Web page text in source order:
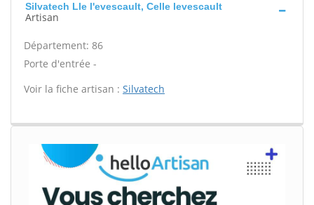
Silvatech Lle l'evescault, Celle levescault
Artisan
Département: 86
Porte d'entrée -
Voir la fiche artisan : Silvatech